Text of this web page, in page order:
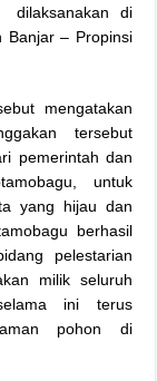
dilaksanakan di
Banjar – Propinsi
mengatakan
tersebut
pemerintah dan
untuk
yang hijau dan
berhasil
pelestarian
milik seluruh
ini terus
pohon di